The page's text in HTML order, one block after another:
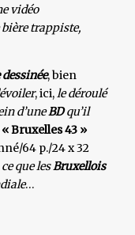
vidéo
bière trappiste,
dessinée, bien
, ici,le déroulé
d’uneBDqu’il
« Bruxelles 43 »
64 p./24 x 32
ce que lesBruxellois
…